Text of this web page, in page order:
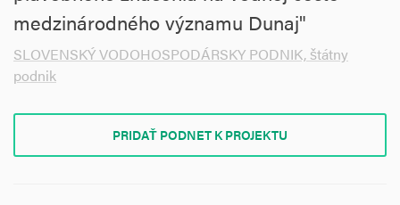
medzinárodného významu Dunaj"
SLOVENSKÝ VODOHOSPODÁRSKY PODNIK, štátny
podnik
PRIDAŤ PODNET K PROJEKTU